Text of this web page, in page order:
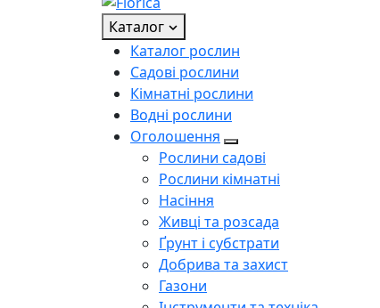
Каталог
Каталог рослин
Садові рослини
Кімнатні рослини
Водні рослини
Оголошення
Рослини садові
Рослини кімнатні
Насіння
Живці та розсада
Ґрунт і субстрати
Добрива та захист
Газони